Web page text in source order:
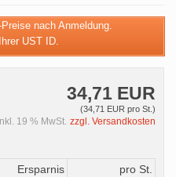
nach Anmeldung.
UST ID.
34,71 EUR
(34,71 EUR pro St.)
19 % MwSt. zzgl. Versandkosten
Ersparnis
pro St.